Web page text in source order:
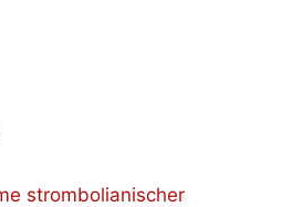
strombolianischer